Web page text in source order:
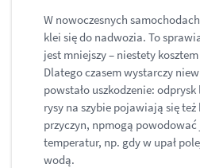
W nowoczesnych
klei się do nadwozia. To
jest mniejszy – niestety
Dlatego czasem wystarczy
powstało uszkodzenie:
rysy na szybie pojawiają się też
przyczyn, npmogą powodować
temperatur, np. gdy w upał
wodą.